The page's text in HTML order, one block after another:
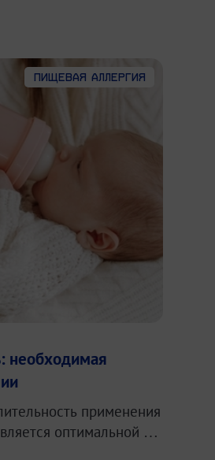
Пищевая аллергия
необходимая
применения
оптимальной и